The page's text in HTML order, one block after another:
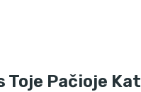
Toje Pačioje